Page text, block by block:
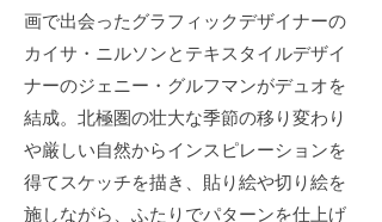
画で出会ったグラフィックデザイナーの
カイサ・ニルソンとテキスタイルデザイ
ナーのジェニー・グルフマンがデュオを
結成。北極圏の壮大な季節の移り変わり
や厳しい自然からインスピレーションを
得てスケッチを描き、貼り絵や切り絵を
施しながら、ふたりでパターンを仕上げ